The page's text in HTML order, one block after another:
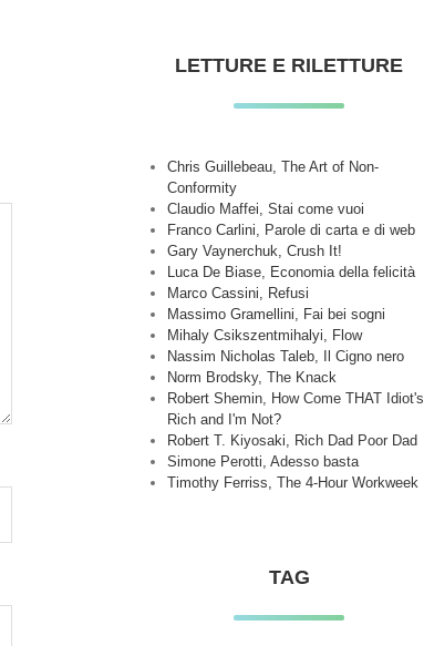
LETTURE E RILETTURE
Chris Guillebeau, The Art of Non-
Conformity
Claudio Maffei, Stai come vuoi
Franco Carlini, Parole di carta e di web
Gary Vaynerchuk, Crush It!
Luca De Biase, Economia della felicità
Marco Cassini, Refusi
Massimo Gramellini, Fai bei sogni
Mihaly Csikszentmihalyi, Flow
Nassim Nicholas Taleb, Il Cigno nero
Norm Brodsky, The Knack
Robert Shemin, How Come THAT Idiot's
Rich and I'm Not?
Robert T. Kiyosaki, Rich Dad Poor Dad
Simone Perotti, Adesso basta
Timothy Ferriss, The 4-Hour Workweek
TAG